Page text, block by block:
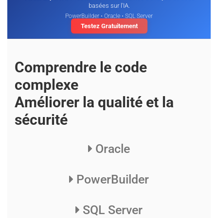
basées sur l'IA.
PowerBuilder • Oracle • SQL Server
Testez Gratuitement
Comprendre le code
complexe
Améliorer la qualité et la
sécurité
Oracle
PowerBuilder
SQL Server